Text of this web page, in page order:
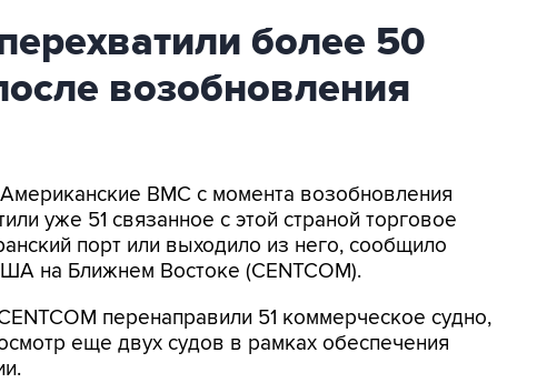
более 50
возобновления
Американские ВМС с момента возобновления
уже 51 связанное с этой страной торговое
порт или выходило из него, сообщило
на Ближнем Востоке (CENTCOM).
перенаправили 51 коммерческое судно,
еще двух судов в рамках обеспечения